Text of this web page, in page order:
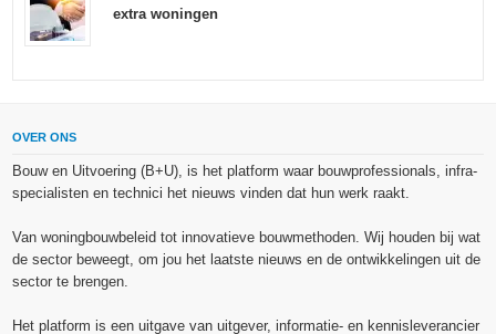
extra woningen
OVER ONS
Bouw en Uitvoering (B+U), is het platform waar bouwprofessionals, infra-
specialisten en technici het nieuws vinden dat hun werk raakt.
Van woningbouwbeleid tot innovatieve bouwmethoden. Wij houden bij wat
de sector beweegt, om jou het laatste nieuws en de ontwikkelingen uit de
sector te brengen.
Het platform is een uitgave van uitgever, informatie- en kennisleverancier